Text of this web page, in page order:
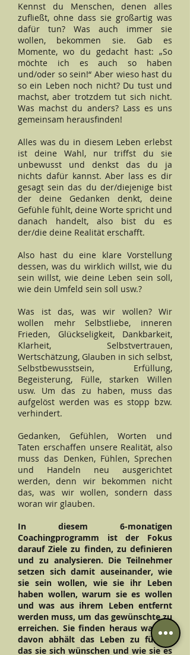
Kennst du Menschen, denen alles
zufließt, ohne dass sie großartig was
dafür tun? Was auch immer sie
wollen, bekommen sie. Gab es
Momente, wo du gedacht hast: „So
möchte ich es auch so haben
und/oder so sein!“ Aber wieso hast du
so ein Leben noch nicht? Du tust und
machst, aber trotzdem tut sich nicht.
Was machst du anders? Lass es uns
gemeinsam herausfinden!
Alles was du in diesem Leben erlebst
ist deine Wahl, nur triffst du sie
unbewusst und denkst das du ja
nichts dafür kannst. Aber lass es dir
gesagt sein das du der/diejenige bist
der deine Gedanken denkt, deine
Gefühle fühlt, deine Worte spricht und
danach handelt, also bist du es
der/die deine Realität erschafft.
Also hast du eine klare Vorstellung
dessen, was du wirklich willst, wie du
sein willst, wie deine Leben sein soll,
wie dein Umfeld sein soll usw.?
Was ist das, was wir wollen? Wir
wollen mehr Selbstliebe, inneren
Frieden, Glückseligkeit, Dankbarkeit,
Klarheit, Selbstvertrauen,
Wertschätzung, Glauben in sich selbst,
Selbstbewusstsein, Erfüllung,
Begeisterung, Fülle, starken Willen
usw. Um das zu haben, muss das
aufgelöst werden was es stopp bzw.
verhindert.
Gedanken, Gefühlen, Worten und
Taten erschaffen unsere Realität, also
muss das Denken, Fühlen, Sprechen
und Handeln neu ausgerichtet
werden, denn wir bekommen nicht
das, was wir wollen, sondern dass
woran wir glauben.
In diesem 6-monatigen
Coachingprogramm ist der Fokus
darauf Ziele zu finden, zu definieren
und zu analysieren. Die Teilnehmer
setzen sich damit auseinander, wie
sie sein wollen, wie sie ihr Leben
haben wollen, warum sie es wollen
und was aus ihrem Leben entfernt
werden muss, um das gewünschte zu
erreichen. Sie finden heraus was sie
davon abhält das Leben zu führen
das sie sich wünschen und wie sie es